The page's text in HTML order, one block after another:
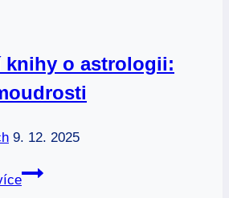
knihy o astrologii:
9. 12. 2025
Nejlepší